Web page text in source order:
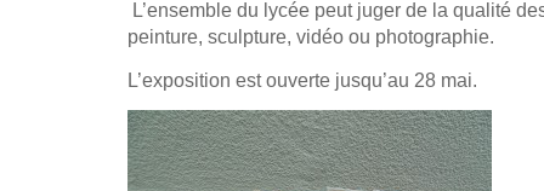
L’ensemble du lycée peut juger de la qualité
peinture, sculpture, vidéo ou photographie.
L’exposition est ouverte jusqu’au 28 mai.